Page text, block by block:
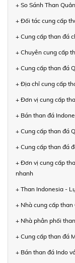
+ So Sánh Than
+ Đối tác cung cấp
+ Cung cấp than đá
+ Chuyên cung cấp
+ Cung cấp than đá
+ Địa chỉ cung cấp
+ Đơn vị cung cấp
+ Bán than đá
+ Cung cấp than đá
+ Cung cấp than đá
+ Đơn vị cung cấp
nhanh
+ Than Indonesia -
+ Nhà cung cấp
+ Nhà phân phối
+ Cung cấp than đá
+ Bán than đá Indo